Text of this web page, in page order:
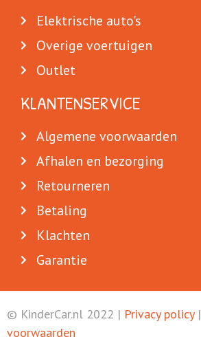
Elektrische auto's
Overige voertuigen
Outlet
KLANTENSERVICE
Algemene voorwaarden
Afhalen en bezorging
Retourneren
Betaling
Klachten
Garantie
© KinderCar.nl 2022 | Privacy policy|
voorwaarden